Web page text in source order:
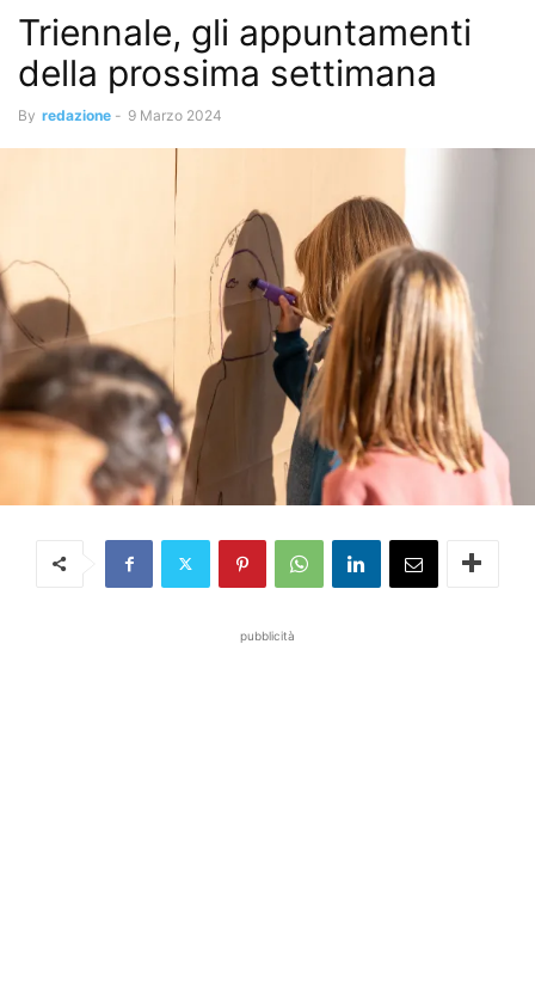
Triennale, gli appuntamenti
della prossima settimana
By redazione - 9 Marzo 2024
pubblicità